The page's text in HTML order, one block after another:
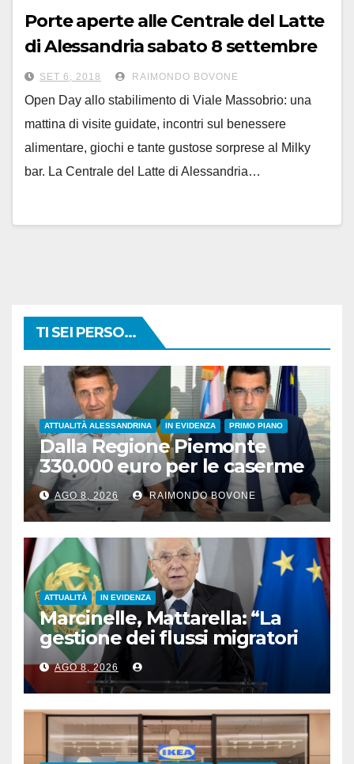
Porte aperte alle Centrale del Latte
di Alessandria sabato 8 settembre
SET 6, 2018 RAIMONDO BOVONE
Open Day allo stabilimento di Viale Massobrio: una
mattina di visite guidate, incontri sul benessere
alimentare, giochi e tante gustose sorprese al Milky
bar. La Centrale del Latte di Alessandria…
TI SEI PERSO...
ATTUALITÀ ALESSANDRINA IN EVIDENZA PRIMO PIANO
Dalla Regione Piemonte
330.000 euro per le caserme
della Guardia di Finanza
AGO 8, 2026 RAIMONDO BOVONE
ATTUALITÀ IN EVIDENZA
Marcinelle, Mattarella: “La
gestione dei flussi migratori
rispetti la dignità delle
persone”
AGO 8, 2026